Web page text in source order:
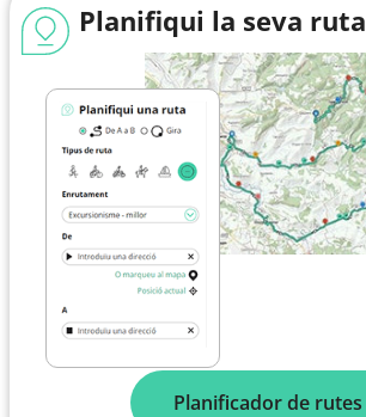
Planifiqui la seva ruta
Planificador de rutes